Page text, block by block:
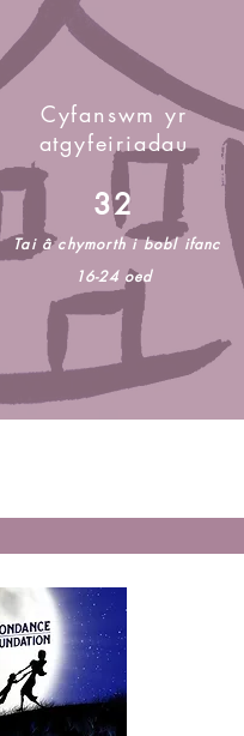
Cyfanswm yr
atgyfeiriadau
32
Tai â chymorth i bobl ifanc
16-24 oed